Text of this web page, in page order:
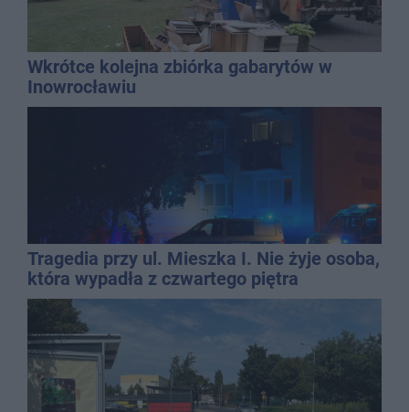
Wkrótce kolejna zbiórka gabarytów w
Inowrocławiu
Tragedia przy ul. Mieszka I. Nie żyje osoba,
która wypadła z czwartego piętra